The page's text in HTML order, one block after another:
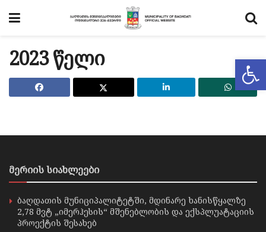
2023 წელი
მერიის სიახლეები
ბაღდათის მუნიციპალიტეტში, მდინარე ხანისწყალზე
2,78 მვტ „იმერჰესის“ მშენებლობის და ექსპლუატაციის
პროექტის შესახებ